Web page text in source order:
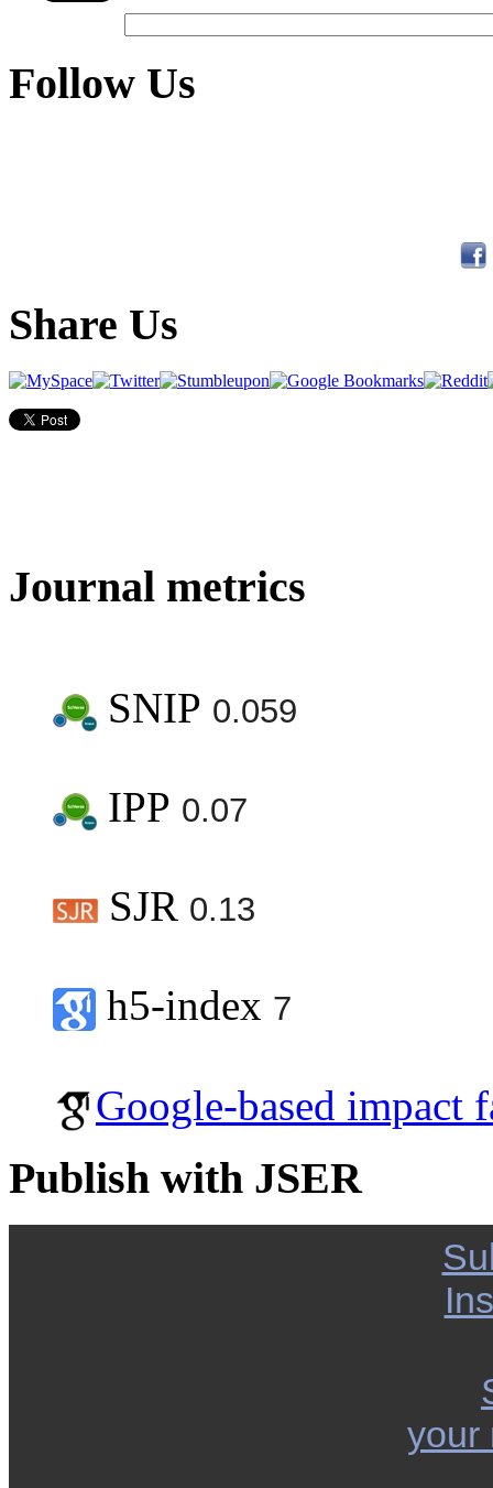
Follow Us
Share Us
Journal metrics
SNIP 0.059
IPP 0.07
SJR 0.13
h5-index 7
Google-based impact
Publish with JSER
your